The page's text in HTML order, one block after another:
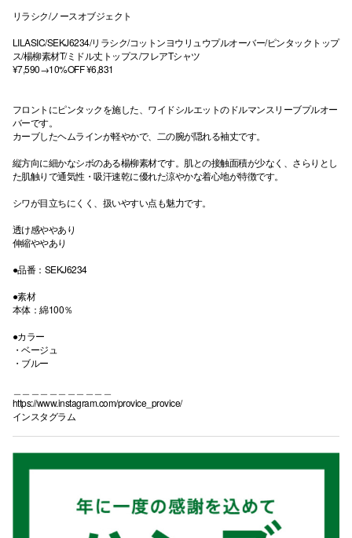
リラシク/ノースオブジェクト
LILASIC/SEKJ6234/リラシク/コットンヨウリュウプルオーバー/ピンタックトップ
ス/楊柳素材T/ミドル丈トップス/フレアTシャツ
¥7,590→10%OFF ¥6,831
フロントにピンタックを施した、ワイドシルエットのドルマンスリーブプルオー
バーです。
カーブしたヘムラインが軽やかで、二の腕が隠れる袖丈です。
縦方向に細かなシボのある楊柳素材です。肌との接触面積が少なく、さらりとし
た肌触りで通気性・吸汗速乾に優れた涼やかな着心地が特徴です。
シワが目立ちにくく、扱いやすい点も魅力です。
透け感ややあり
伸縮ややあり
●品番：SEKJ6234
●素材
本体：綿100％
●カラー
・ベージュ
・ブルー
https://www.instagram.com/provice_provice/
インスタグラム